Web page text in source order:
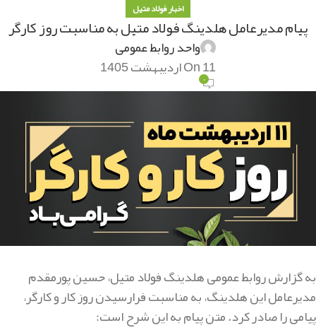
اخبار فولاد متیل
پیام مدیرعامل هلدینگ فولاد متیل به مناسبت روز کارگر
واحد روابط عمومی
On 11 اردیبهشت 1405
۰
به گزارش روابط عمومی هلدینگ فولاد متیل، حسین پورمقدم
مدیرعامل این هلدینگ، به مناسبت فرارسیدن روز کار و کارگر،
پیامی را صادر کرد. متن پیام به این شرح است: